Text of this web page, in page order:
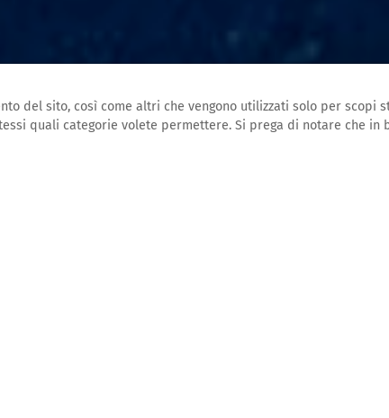
del sito, così come altri che vengono utilizzati solo per scopi
quali categorie volete permettere. Si prega di notare che in